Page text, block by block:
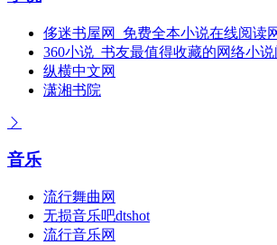
侈迷书屋网_免费全本小说在线阅读
360小说_书友最值得收藏的网络小说
纵横中文网
潇湘书院
音乐
流行舞曲网
无损音乐吧dtshot
流行音乐网